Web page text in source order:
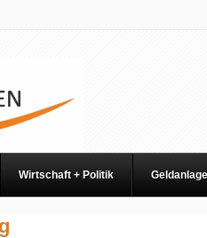
Wirtschaft + Politik Geldanlage